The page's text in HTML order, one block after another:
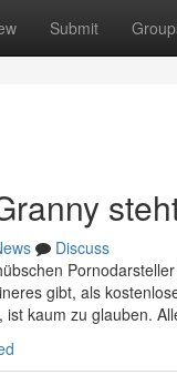
Submit
Discuss
gibt, als
kaum zu glauben.